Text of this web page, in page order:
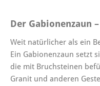
Der Gabionenzaun
Weit natürlicher als ein
Ein Gabionenzaun setzt
die mit Bruchsteinen
Granit und anderen